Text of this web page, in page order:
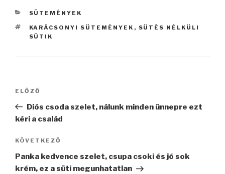
KATEGÓRIÁK
SÜTEMÉNYEK
CÍMKÉK
KARÁCSONYI SÜTEMÉNYEK , SÜTÉS NÉLKÜLI
SÜTIK
Bejegyzés
Korábbi
bejegyzés
ELŐZŐ
Diós csoda szelet, nálunk minden ünnepre ezt
kéri a család
Következő
bejegyzés
KÖVETKEZŐ
Panka kedvence szelet, csupa csoki és jó sok
krém, ez a süti megunhatatlan